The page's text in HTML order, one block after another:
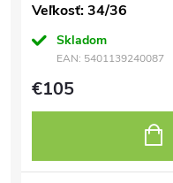
Veľkosť: 34/36
Skladom
EAN: 5401139240087
€105